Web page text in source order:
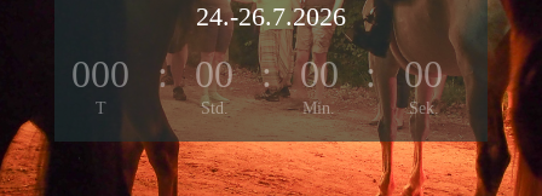
24.-26.7.2026
000
T
: 00
Std.
: 00
Min.
: 00
Sek.